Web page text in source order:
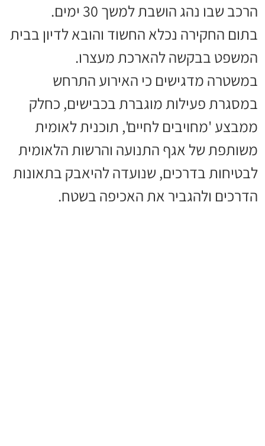
הרכב שבו נהג הושבת למשך 30 ימים.
בתום החקירה נכלא החשוד והובא לדיון בבית
המשפט בבקשה להארכת מעצרו.
במשטרה מדגישים כי האירוע התרחש
במסגרת פעילות מוגברת בכבישים, כחלק
ממבצע 'מחויבים לחיים', תוכנית לאומית
משותפת של אגף התנועה והרשות הלאומית
לבטיחות בדרכים, שנועדה להיאבק בתאונות
הדרכים ולהגביר את האכיפה בשטח.